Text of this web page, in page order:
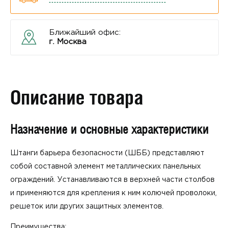
Ближайший офис:
г. Москва
Описание товара
Назначение и основные характеристики
Штанги барьера безопасности (ШББ) представляют
собой составной элемент металлических панельных
ограждений. Устанавливаются в верхней части столбов
и применяются для крепления к ним колючей проволоки,
решеток или других защитных элементов.
Преимущества: